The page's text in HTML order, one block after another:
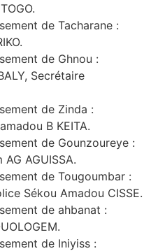
de Tacharane :
de Ghnou :
Secrétaire
de Zinda :
B KEITA.
de Gounzoureye :
AGUISSA.
de Tougoumbar :
Sékou Amadou CISSE.
de ahbanat :
de Iniyiss :